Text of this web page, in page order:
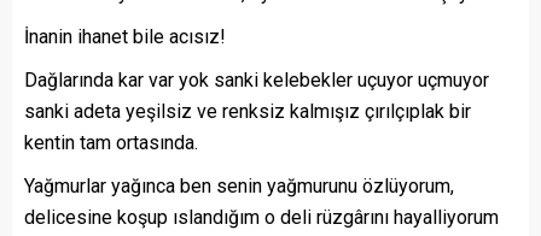
İnanin ihanet bile acısız!
Dağlarında kar var yok sanki kelebekler uçuyor uçmuyor
sanki adeta yeşilsiz ve renksiz kalmışız çırılçıplak bir
kentin tam ortasında.
Yağmurlar yağınca ben senin yağmurunu özlüyorum,
delicesine koşup ıslandığım o deli rüzgârını hayalliyorum